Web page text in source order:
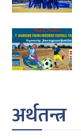
अर्थतन्त्र